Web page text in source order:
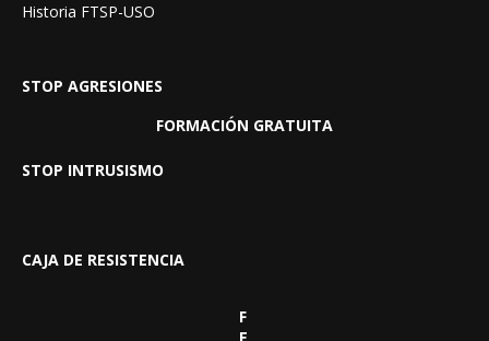
Historia FTSP-USO
STOP AGRESIONES
FORMACIÓN GRATUITA
STOP INTRUSISMO
CAJA DE RESISTENCIA
F